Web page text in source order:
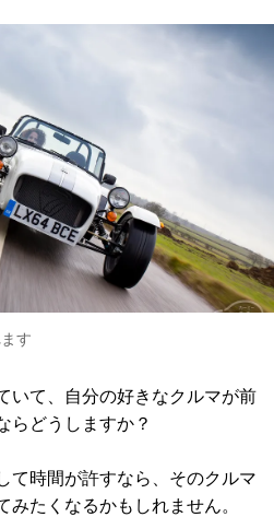
す
いて、自分の好きなクルマが前
らどうしますか？
て時間が許すなら、そのクルマ
みたくなるかもしれません。